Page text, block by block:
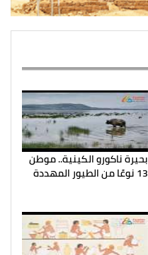
بحيرة ناكورو الكينية.. موطن
13 نوعًا من الطيور المهددة